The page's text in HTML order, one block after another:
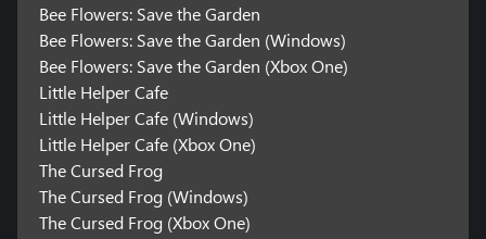
Bee Flowers: Save the Garden
Bee Flowers: Save the Garden (Windows)
Bee Flowers: Save the Garden (Xbox One)
Little Helper Cafe
Little Helper Cafe (Windows)
Little Helper Cafe (Xbox One)
The Cursed Frog
The Cursed Frog (Windows)
The Cursed Frog (Xbox One)